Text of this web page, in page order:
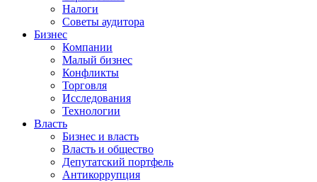
Налоги
Советы аудитора
Бизнес
Компании
Малый бизнес
Конфликты
Торговля
Исследования
Технологии
Власть
Бизнес и власть
Власть и общество
Депутатский портфель
Антикоррупция